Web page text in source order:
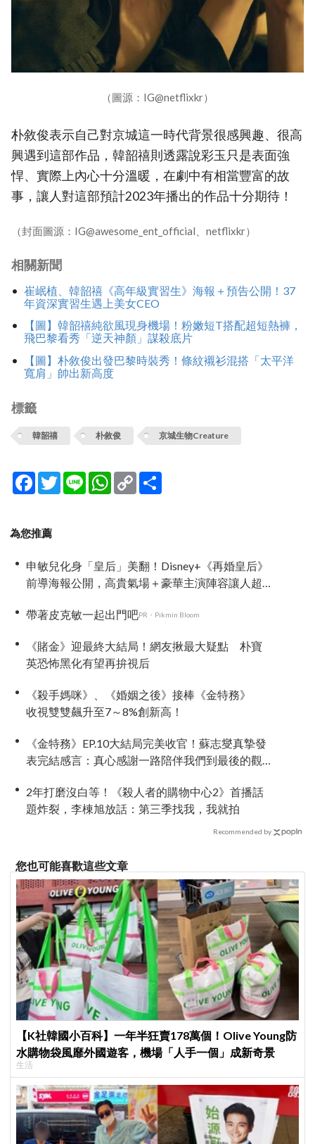
（圖源：IG@netflixkr）
朴敘俊表示自己對京城這一時代背景很感興趣、很高
興遇到這部作品，韓韶禧則透露說彩玉只是表面強
悍、實際上內心十分溫暖，在劇中有相當豐富的故
事，讓人對這部預計2023年播出的作品十分期待！
（封面圖源：IG@awesome_ent_official、netflixkr）
相關新聞
崔岷植、韓韶禧《高年級實習生》海報＋預告公開！37
年資深實習生遇上美女CEO
【圖】韓韶禧純欲風現身機場！粉嫩短T搭配超短熱褲，
飛巴黎看秀「逆天神顏」謀殺底片
【圖】朴敘俊出發巴黎時裝秀！條紋襯衫混搭「太平洋
寬肩」帥出新高度
標籤
韓韶禧 朴敘俊 京城生物Creature
Facebook
TwitterLine WhatsApp
Copy
Link
為您推薦
申敏兒化身「皇后」美翻！Disney+《再婚皇后》
前導海報公開，高貴氣場＋豪華主演陣容讓人超
帶著皮克敏一起出門吧PR・Pikmin Bloom
《賭金》迎最終大結局！網友揪最大疑點 朴寶
英恐怖黑化有望再拚視后
《殺手媽咪》、《婚姻之後》接棒《金特務》
收視雙雙飆升至7～8%創新高！
《金特務》EP.10大結局完美收官！蘇志燮真摯發
表完結感言：真心感謝一路陪伴我們到最後的觀
2年打磨沒白等！《殺人者的購物中心2》首播話
題炸裂，李棟旭放話：第三季找我，我就拍
Recommended by
您也可能喜歡這些文章
【K社韓國小百科】一年半狂賣178萬個！Olive Young防
水購物袋風靡外國遊客，機場「人手一個」成新奇景
生活